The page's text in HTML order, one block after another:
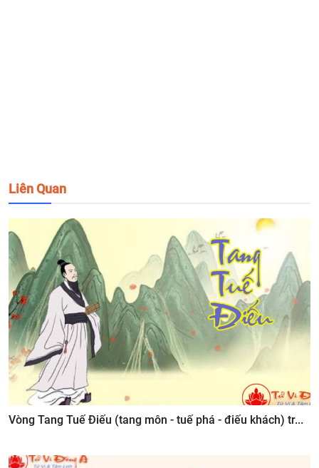
Liên Quan
Vòng Tang Tuế Điếu (tang môn - tuế phá - điếu khách) tr...